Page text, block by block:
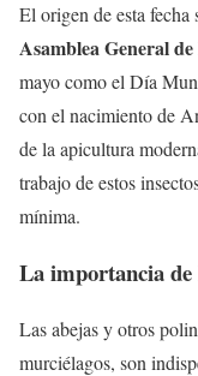
El origen de esta fecha
Asamblea General
mayo como el Día
con el nacimiento de
de la apicultura
trabajo de estos
mínima.
La importancia de
Las abejas y otros
murciélagos, son